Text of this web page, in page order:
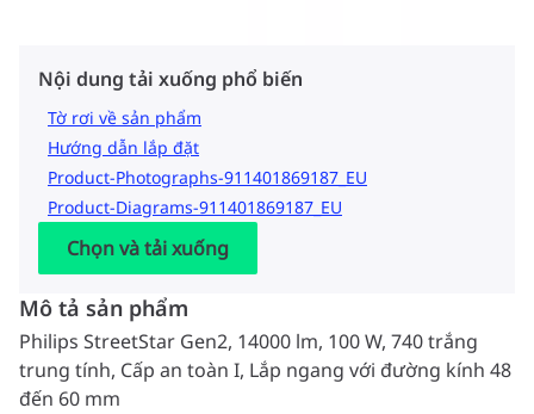
Nội dung tải xuống phổ biến
Tờ rơi về sản phẩm
Hướng dẫn lắp đặt
Product-Photographs-911401869187_EU
Product-Diagrams-911401869187_EU
Chọn và tải xuống
Mô tả sản phẩm
Philips StreetStar Gen2, 14000 lm, 100 W, 740 trắng
trung tính, Cấp an toàn I, Lắp ngang với đường kính 48
đến 60 mm